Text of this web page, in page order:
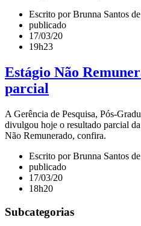
Escrito por Brunna Santos
publicado
17/03/20
19h23
Estágio Não
parcial
A Gerência de Pesquisa, Pós-
divulgou hoje o resultado parcial
Não Remunerado, confira.
Escrito por Brunna Santos
publicado
17/03/20
18h20
Subcategorias